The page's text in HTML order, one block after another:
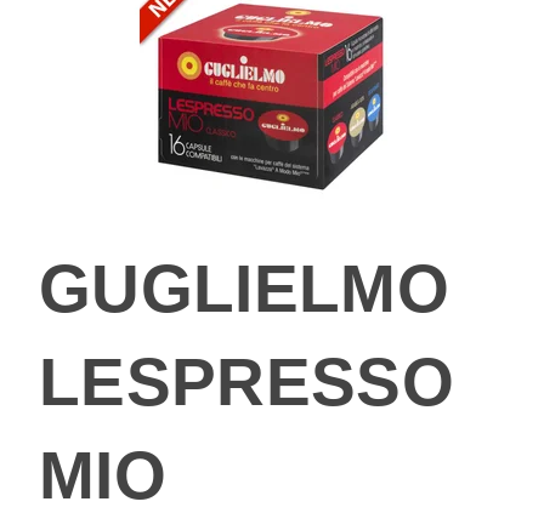
GUGLIELMO
LESPRESSO
MIO